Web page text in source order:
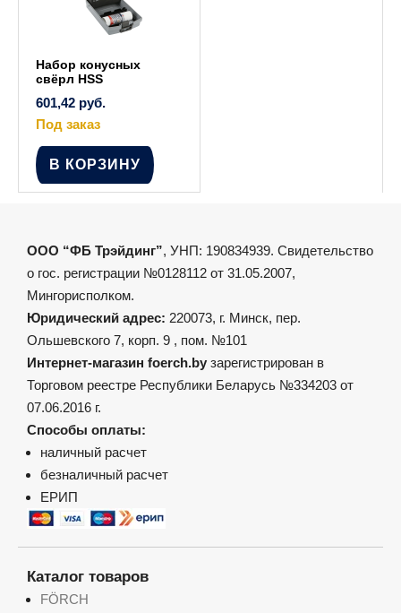
Набор конусных
свёрл HSS
601,42 руб.
Под заказ
В КОРЗИНУ
ООО “ФБ Трэйдинг”, УНП: 190834939. Свидетельство
о гос. регистрации №0128112 от 31.05.2007,
Мингорисполком.
Юридический адрес: 220073, г. Минск, пер.
Ольшевского 7, корп. 9 , пом. №101
Интернет-магазин foerch.by зарегистрирован в
Торговом реестре Республики Беларусь №334203 от
07.06.2016 г.
Способы оплаты:
наличный расчет
безналичный расчет
ЕРИП
Каталог товаров
FÖRCH